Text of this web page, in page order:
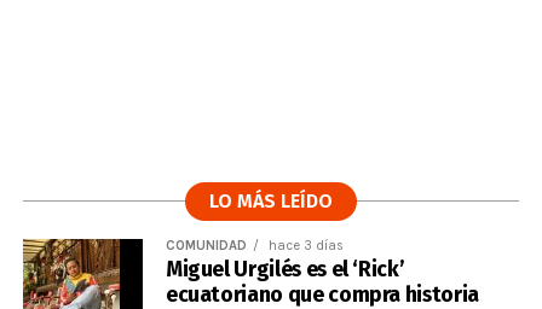
LO MÁS LEÍDO
COMUNIDAD hace 3 días
Miguel Urgilés es el ‘Rick’
ecuatoriano que compra historia